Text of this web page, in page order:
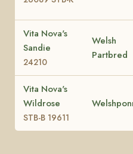
Vita Nova's
Sandie
24210
Welsh
Partbred
Vita Nova's
Wildrose
STB-B 19611